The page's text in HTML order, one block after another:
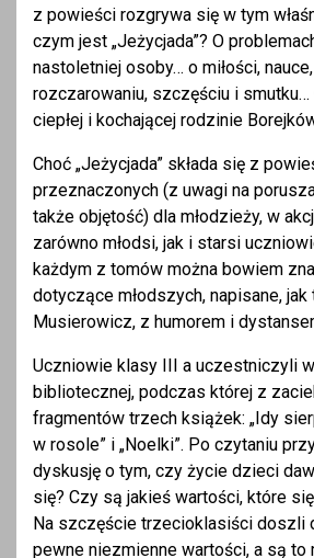
z powieści rozgrywa się w tym
czym jest „Jeżycjada”? O
nastoletniej osoby… o miłości,
rozczarowaniu, szczęściu i
ciepłej i kochającej rodzinie
Choć „Jeżycjada” składa się z
przeznaczonych (z uwagi na
także objętość) dla młodzieży, w
zarówno młodsi, jak i starsi
każdym z tomów można bowiem
dotyczące młodszych, napisane,
Musierowicz, z humorem i
Uczniowie klasy III a uczestniczyli
bibliotecznej, podczas której z
fragmentów trzech książek: „Idy
w rosole” i „Noelki”. Po czytaniu
dyskusję o tym, czy życie dzieci
się? Czy są jakieś wartości, które
Na szczęście trzecioklasiści doszli
pewne niezmienne wartości, a są to